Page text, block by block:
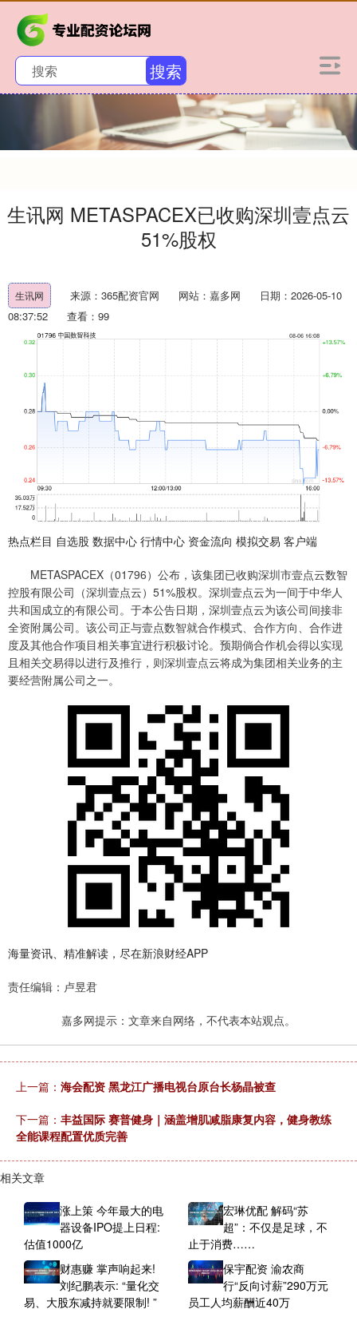
搜索
生讯网 METASPACEX已收购深圳壹点云
51%股权
生讯网 来源：365配资官网 网站：嘉多网
日期：2026-05-10
08:37:52
查看：99
热点栏目 自选股 数据中心 行情中心 资金流向 模拟交易 客户端
METASPACEX（01796）公布，该集团已收购深圳市壹点云数智
控股有限公司（深圳壹点云）51%股权。深圳壹点云为一间于中华人
共和国成立的有限公司。于本公告日期，深圳壹点云为该公司间接非
全资附属公司。该公司正与壹点数智就合作模式、合作方向、合作进
度及其他合作项目相关事宜进行积极讨论。预期倘合作机会得以实现
且相关交易得以进行及推行，则深圳壹点云将成为集团相关业务的主
要经营附属公司之一。
海量资讯、精准解读，尽在新浪财经APP
责任编辑：卢昱君
嘉多网提示：文章来自网络，不代表本站观点。
上一篇： 海会配资 黑龙江广播电视台原台长杨晶被查
下一篇： 丰益国际 赛普健身｜涵盖增肌减脂康复内容，健身教练
全能课程配置优质完善
相关文章
涨上策 今年最大的电
器设备IPO提上日程:
估值1000亿
宏琳优配 解码“苏
超”：不仅是足球，不
止于消费……
财惠赚 掌声响起来!
刘纪鹏表示: “量化交
易、大股东减持就要限制! ”
保宇配资 渝农商
行“反向讨薪”290万元
员工人均薪酬近40万